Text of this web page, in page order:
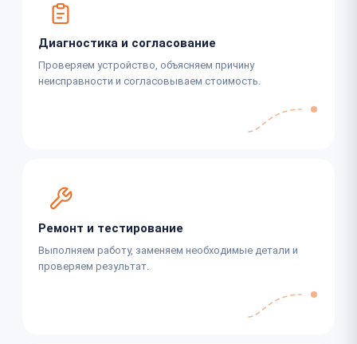
Диагностика и согласование
Проверяем устройство, объясняем причину
неисправности и согласовываем стоимость.
Ремонт и тестирование
Выполняем работу, заменяем необходимые детали и
проверяем результат.